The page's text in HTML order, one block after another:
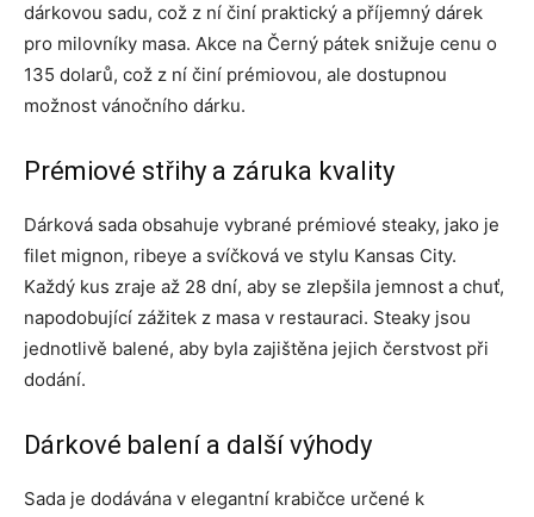
dárkovou sadu, což z ní činí praktický a příjemný dárek
pro milovníky masa. Akce na Černý pátek snižuje cenu o
135 dolarů, což z ní činí prémiovou, ale dostupnou
možnost vánočního dárku.
Prémiové střihy a záruka kvality
Dárková sada obsahuje vybrané prémiové steaky, jako je
filet mignon, ribeye a svíčková ve stylu Kansas City.
Každý kus zraje až 28 dní, aby se zlepšila jemnost a chuť,
napodobující zážitek z masa v restauraci. Steaky jsou
jednotlivě balené, aby byla zajištěna jejich čerstvost při
dodání.
Dárkové balení a další výhody
Sada je dodávána v elegantní krabičce určené k